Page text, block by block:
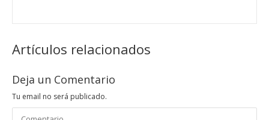
Artículos relacionados
Deja un Comentario
Tu email no será publicado.